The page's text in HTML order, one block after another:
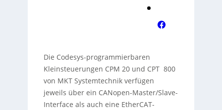
Die Codesys-programmierbaren
Kleinsteuerungen CPM 20 und CPT 800
von MKT Systemtechnik verfügen
jeweils über ein CANopen-Master/Slave-
Interface als auch eine EtherCAT-